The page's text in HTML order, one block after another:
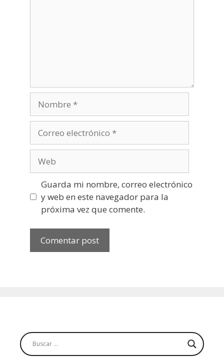
electrónico
Guarda mi nombre, correo electrónico
y web en este navegador para la
próxima vez que comente.